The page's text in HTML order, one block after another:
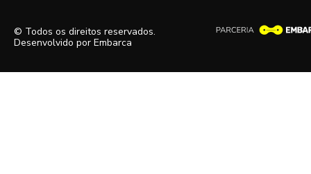
© Todos os direitos reservados.
Desenvolvido por Embarca